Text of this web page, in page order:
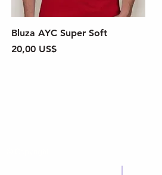
Quick View
Bluza AYC Super Soft
Price
20,00 US$